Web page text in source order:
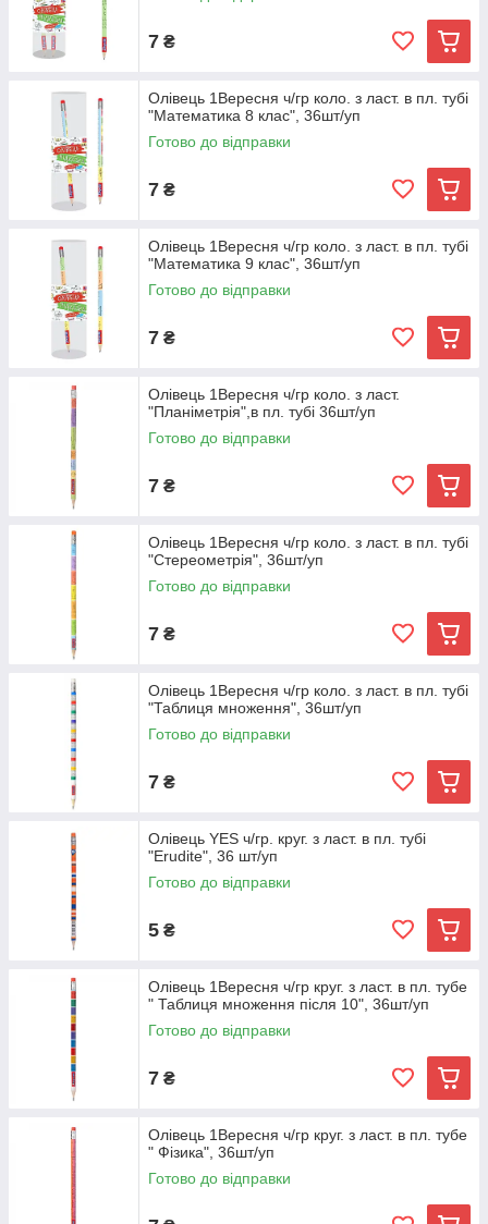
7 ₴
Олівець 1Вересня ч/гр коло. з ласт. в пл. тубі
"Математика 8 клас", 36шт/уп
Готово до відправки
7 ₴
Олівець 1Вересня ч/гр коло. з ласт. в пл. тубі
"Математика 9 клас", 36шт/уп
Готово до відправки
7 ₴
Олівець 1Вересня ч/гр коло. з ласт.
"Планіметрія",в пл. тубі 36шт/уп
Готово до відправки
7 ₴
Олівець 1Вересня ч/гр коло. з ласт. в пл. тубі
"Стереометрія", 36шт/уп
Готово до відправки
7 ₴
Олівець 1Вересня ч/гр коло. з ласт. в пл. тубі
"Таблиця множення", 36шт/уп
Готово до відправки
7 ₴
Олівець YES ч/гр. круг. з ласт. в пл. тубі
"Erudite", 36 шт/уп
Готово до відправки
5 ₴
Олівець 1Вересня ч/гр круг. з ласт. в пл. тубе
" Таблиця множення після 10", 36шт/уп
Готово до відправки
7 ₴
Олівець 1Вересня ч/гр круг. з ласт. в пл. тубе
" Фізика", 36шт/уп
Готово до відправки